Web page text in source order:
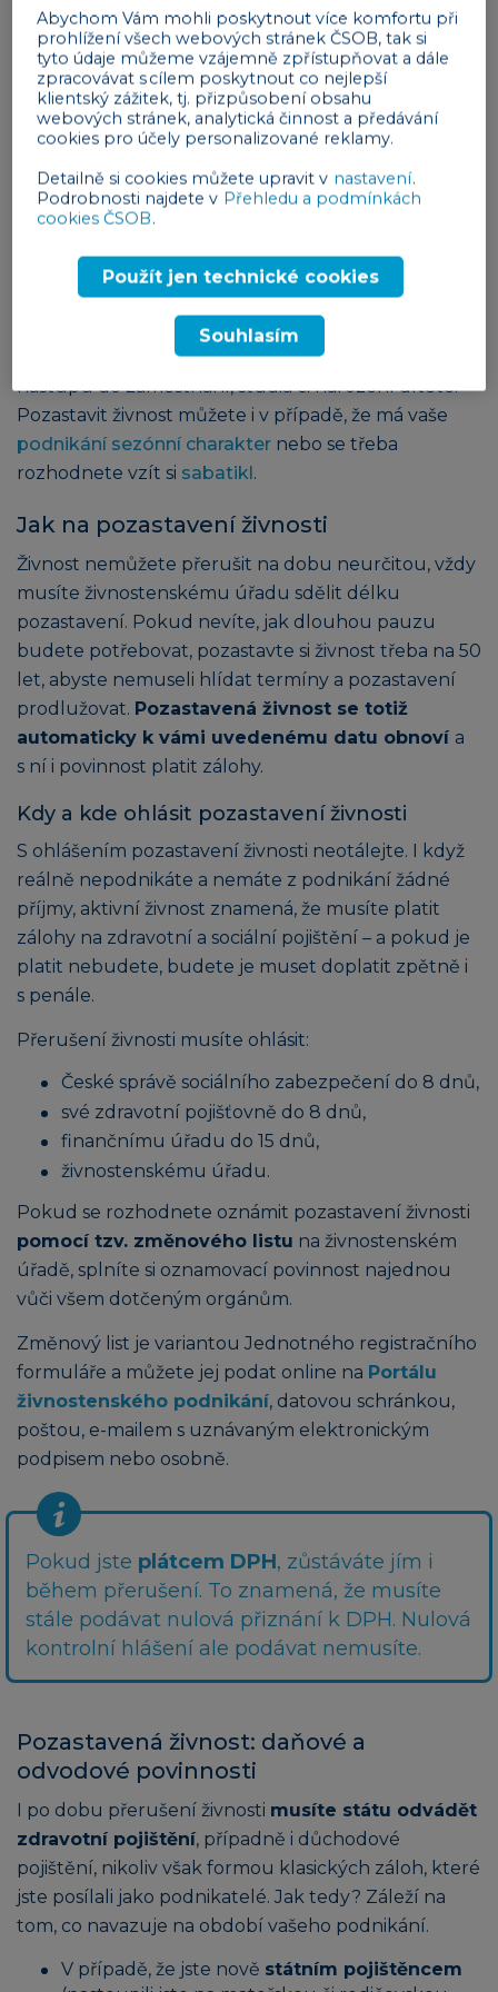
Kdy uvažovat o pozastavení a kdy o
ukončení živnosti?
Rozhodnutí, zda živnost ukončit, nebo pozastavit, je
samozřejmě na vás a odvíjí se od mnoha faktorů.
Ukončení je obvyklé v případě, že se podnikání
dlouhodobě nedaří, ale také například z důvodu
starobního či invalidního důchodu nebo když
měníte obor podnikání azakládáte si živnost
Naopak pozastavení se doporučuje v případě
nástupu do zaměstnání, studia či narození dítěte.
Pozastavit živnost můžete i v případě, že má vaše
podnikání sezónní charakter nebo se třeba
rozhodnete vzít si sabatikl .
Jak na pozastavení živnosti
Živnost nemůžete přerušit na dobu neurčitou, vždy
musíte živnostenskému úřadu sdělit délku
pozastavení. Pokud nevíte, jak dlouhou pauzu
budete potřebovat, pozastavte si živnost třeba na 50
let, abyste nemuseli hlídat termíny a pozastavení
prodlužovat. Pozastavená živnost se totiž
automaticky k vámi uvedenému datu obnoví a
s ní i povinnost platit zálohy.
Kdy a kde ohlásit pozastavení živnosti
S ohlášením pozastavení živnosti neotálejte. I když
reálně nepodnikáte a nemáte z podnikání žádné
příjmy, aktivní živnost znamená, že musíte platit
zálohy na zdravotní a sociální pojištění – a pokud je
platit nebudete, budete je muset doplatit zpětně i
s penále.
Přerušení živnosti musíte ohlásit:
České správě sociálního zabezpečení do 8 dnů,
své zdravotní pojišťovně do 8 dnů,
finančnímu úřadu do 15 dnů,
živnostenskému úřadu.
Pokud se rozhodnete oznámit pozastavení živnosti
pomocí tzv. změnového listu na živnostenském
úřadě, splníte si oznamovací povinnost najednou
vůči všem dotčeným orgánům.
Změnový list je variantou Jednotného registračního
formuláře a můžete jej podat online na Portálu
živnostenského podnikání, datovou schránkou,
poštou, e-mailem s uznávaným elektronickým
podpisem nebo osobně.
Pokud jste plátcem DPH, zůstáváte jím i
během přerušení. To znamená, že musíte
stále podávat nulová přiznání k DPH. Nulová
kontrolní hlášení ale podávat nemusíte.
Pozastavená živnost: daňové a
odvodové povinnosti
I po dobu přerušení živnosti musíte státu odvádět
zdravotní pojištění, případně i důchodové
pojištění, nikoliv však formou klasických záloh, které
jste posílali jako podnikatelé. Jak tedy? Záleží na
tom, co navazuje na období vašeho podnikání.
V případě, že jste nově státním pojištěncem
Abychom Vám mohli poskytnout více komfortu při
prohlížení všech webových stránek ČSOB, tak si
tyto údaje můžeme vzájemně zpřístupňovat a dále
zpracovávat s cílem poskytnout co nejlepší
klientský zážitek, tj. přizpůsobení obsahu
webových stránek, analytická činnost a předávání
cookies pro účely personalizované reklamy.
Detailně si cookies můžete upravit v nastavení.
Podrobnosti najdete v Přehledu a podmínkách
cookies ČSOB.
Použít jen technické cookies
Souhlasím